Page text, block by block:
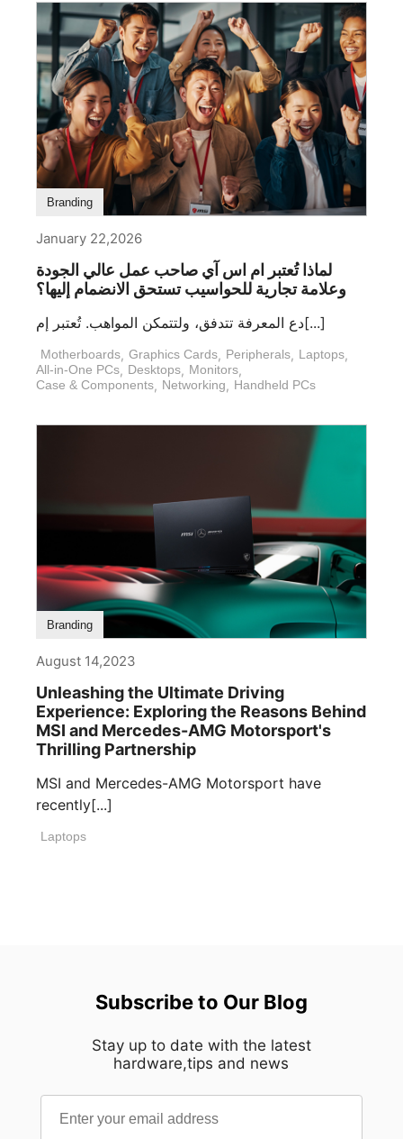
Branding
January 22,2026
لماذا تُعتبر ام اس آي صاحب عمل عالي الجودة
وعلامة تجارية للحواسيب تستحق الانضمام إليها؟
دع المعرفة تتدفق، ولتتمكن المواهب. تُعتبر إم[...]
Motherboards, Graphics Cards, Peripherals, Laptops,
All-in-One PCs, Desktops, Monitors,
Case & Components, Networking, Handheld PCs
Branding
August 14,2023
Unleashing the Ultimate Driving
Experience: Exploring the Reasons Behind
MSI and Mercedes-AMG Motorsport's
Thrilling Partnership
MSI and Mercedes-AMG Motorsport have
recently[...]
Laptops
Subscribe to Our Blog
Stay up to date with the latest
hardware,tips and news